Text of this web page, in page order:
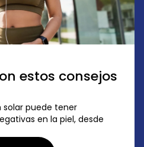
estos consejos
solar puede tener
en la piel, desde